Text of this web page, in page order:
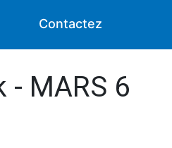
Contactez
- MARS 6